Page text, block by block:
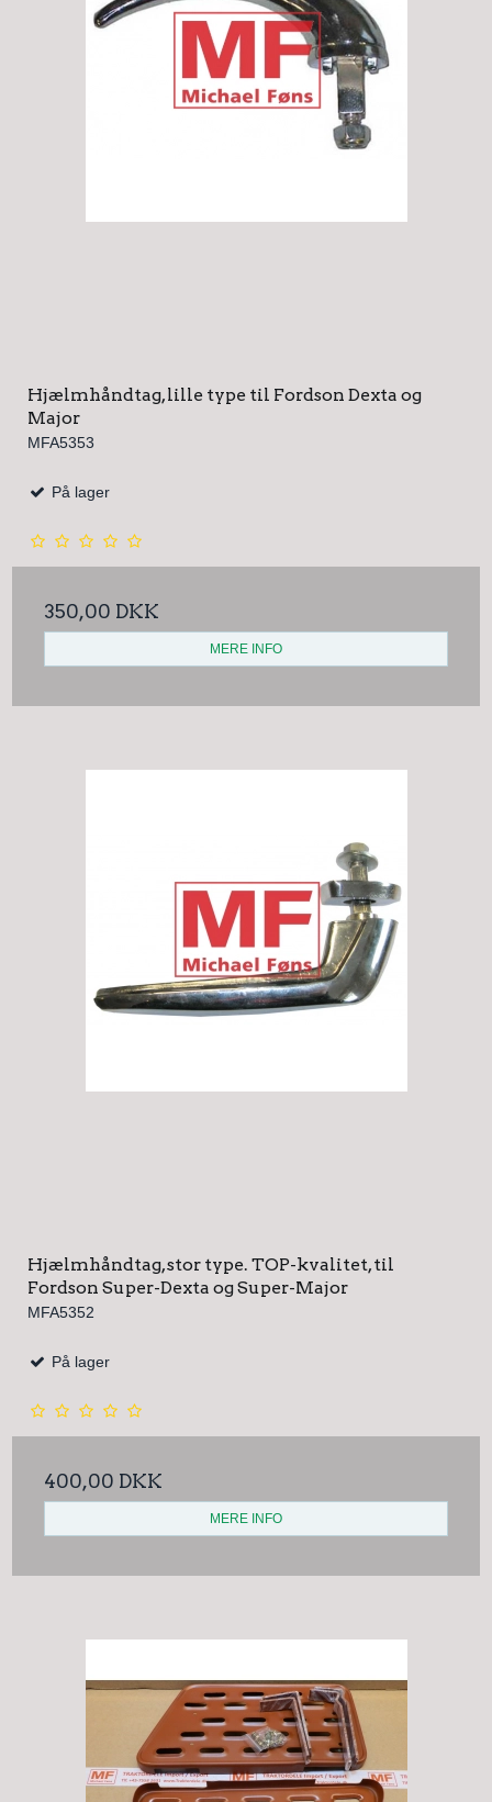
Hjælmhåndtag, lille type til Fordson Dexta og
Major
MFA5353
På lager
350,00 DKK
MERE INFO
Hjælmhåndtag, stor type. TOP-kvalitet, til
Fordson Super-Dexta og Super-Major
MFA5352
På lager
400,00 DKK
MERE INFO